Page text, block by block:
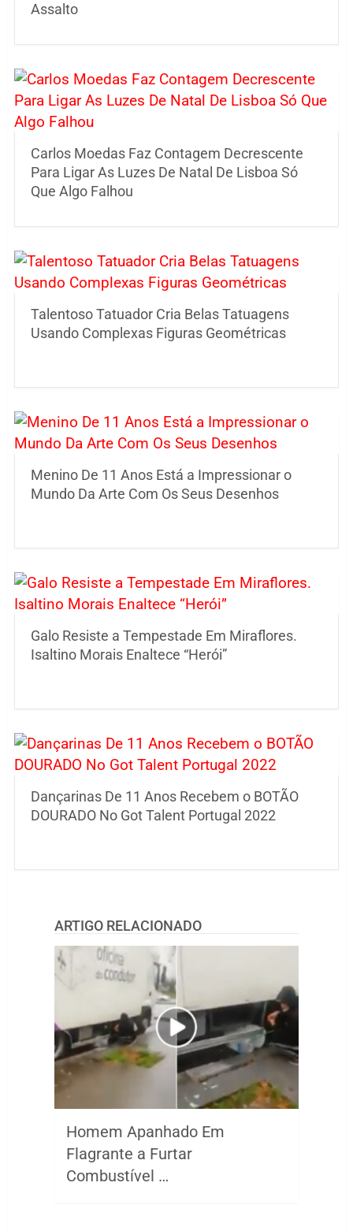
Assalto
Carlos Moedas Faz Contagem Decrescente
Para Ligar As Luzes De Natal De Lisboa Só
Que Algo Falhou
Talentoso Tatuador Cria Belas Tatuagens
Usando Complexas Figuras Geométricas
Menino De 11 Anos Está a Impressionar o
Mundo Da Arte Com Os Seus Desenhos
Galo Resiste a Tempestade Em Miraflores.
Isaltino Morais Enaltece “Herói”
Dançarinas De 11 Anos Recebem o BOTÃO
DOURADO No Got Talent Portugal 2022
ARTIGO RELACIONADO
Homem Apanhado Em
Flagrante a Furtar
Combustível …